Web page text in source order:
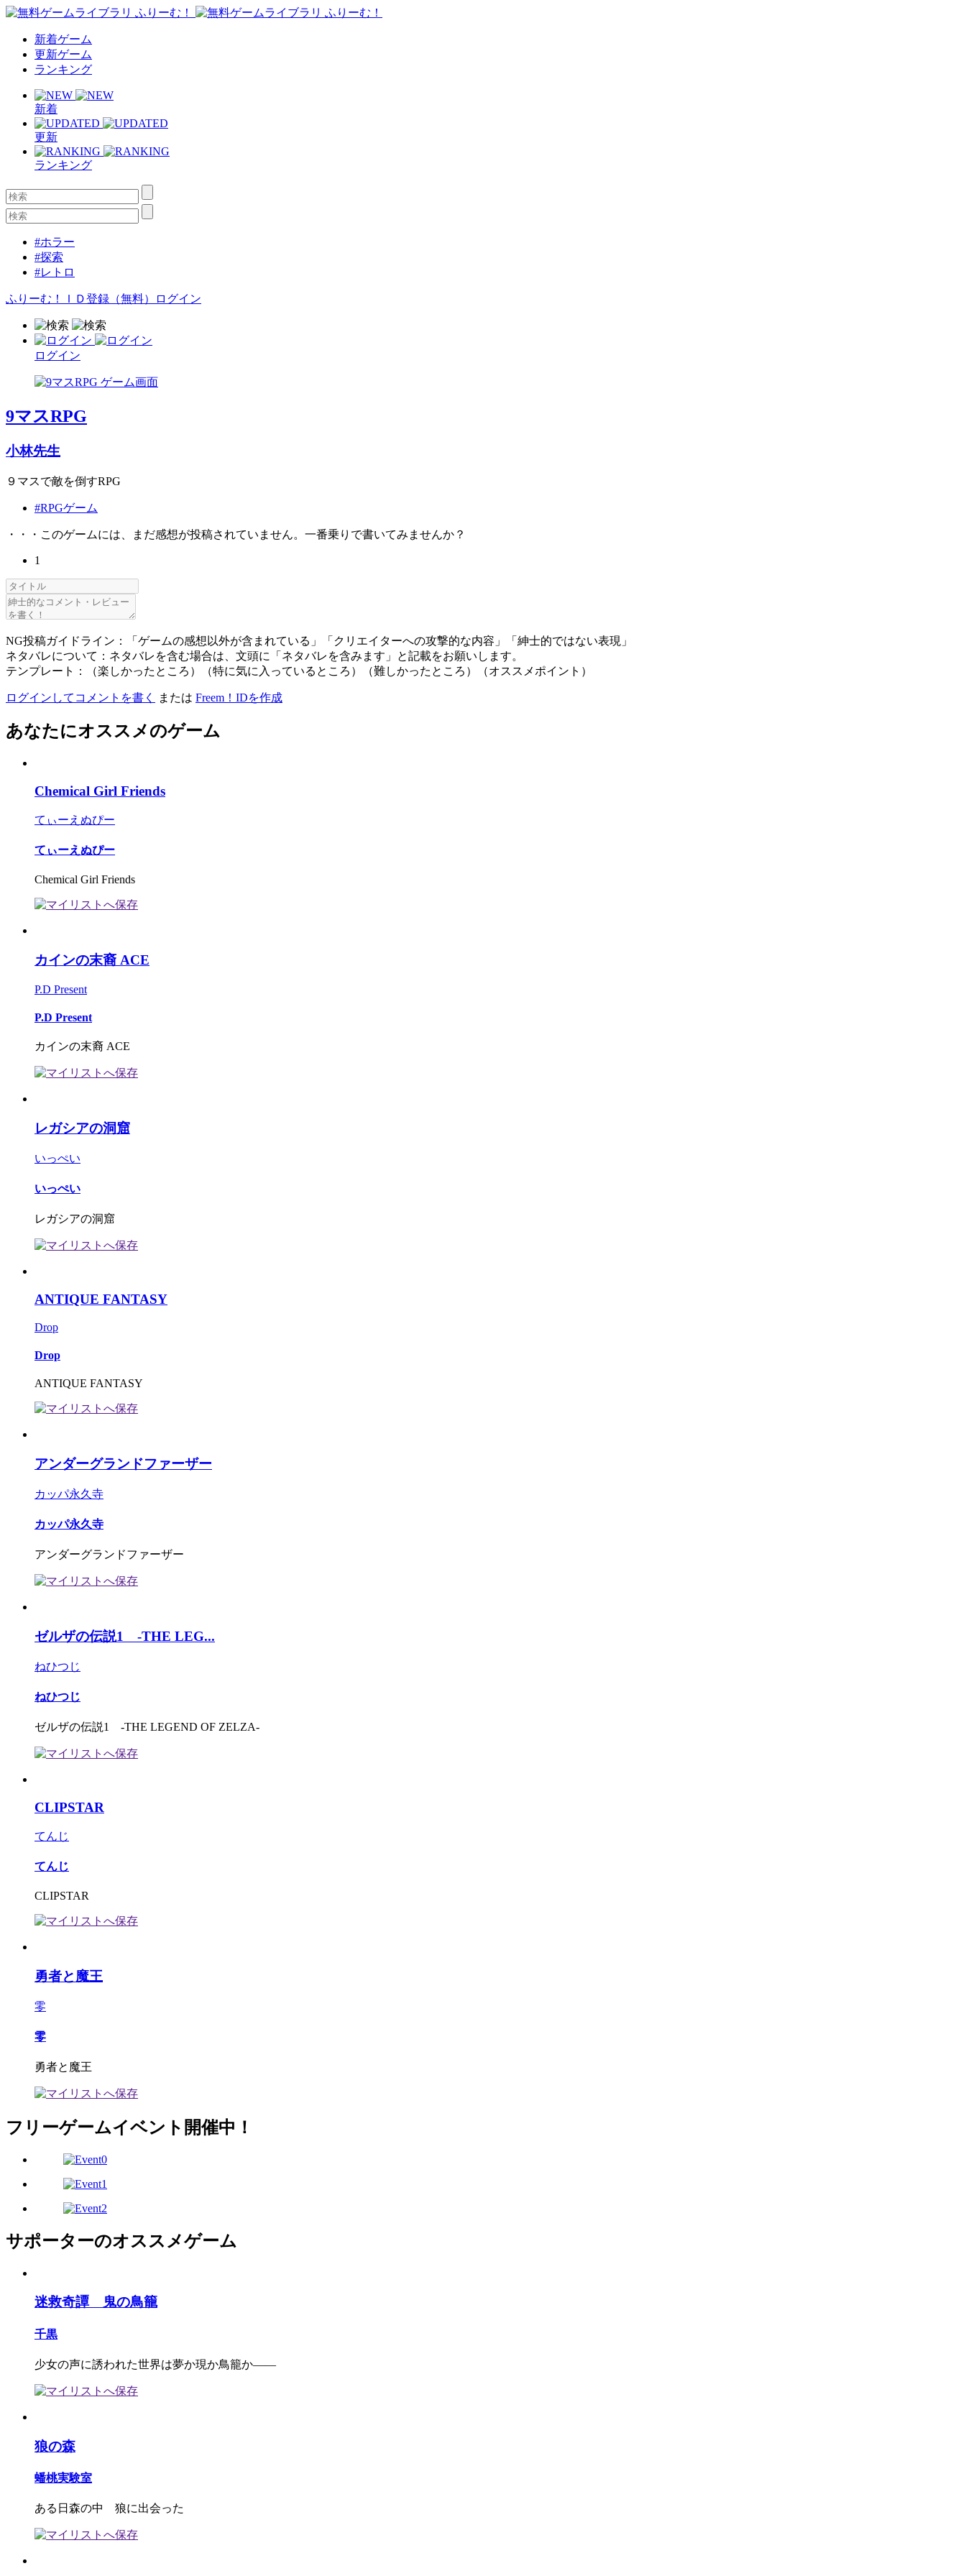
新着ゲーム
更新ゲーム
ランキング
新着
更新
ランキング
#ホラー
#探索
#レトロ
ふりーむ！ＩＤ登録（無料） ログイン
ログイン
9マスRPG
小林先生
９マスで敵を倒すRPG
#RPGゲーム
・・・このゲームには、まだ感想が投稿されていません。一番乗りで書いてみませんか？
1
NG投稿ガイドライン：「ゲームの感想以外が含まれている」「クリエイターへの攻撃的な内容」「紳士的ではない表現」
ネタバレについて：ネタバレを含む場合は、文頭に「ネタバレを含みます」と記載をお願いします。
テンプレート：（楽しかったところ）（特に気に入っているところ）（難しかったところ）（オススメポイント）
ログインしてコメントを書く または Freem！IDを作成
あなたにオススメのゲーム
Chemical Girl Friends
てぃーえぬぴー
てぃーえぬぴー
Chemical Girl Friends
カインの末裔 ACE
P.D Present
P.D Present
カインの末裔 ACE
レガシアの洞窟
いっぺい
いっぺい
レガシアの洞窟
ANTIQUE FANTASY
Drop
Drop
ANTIQUE FANTASY
アンダーグランドファーザー
カッパ永久寺
カッパ永久寺
アンダーグランドファーザー
ゼルザの伝説1 -THE LEG...
ねひつじ
ねひつじ
ゼルザの伝説1 -THE LEGEND OF ZELZA-
CLIPSTAR
てんじ
てんじ
CLIPSTAR
勇者と魔王
零
零
勇者と魔王
フリーゲームイベント開催中！
サポーターのオススメゲーム
迷救奇譚 鬼の鳥籠
千黒
少女の声に誘われた世界は夢か現か鳥籠か――
狼の森
蟠桃実験室
ある日森の中 狼に出会った